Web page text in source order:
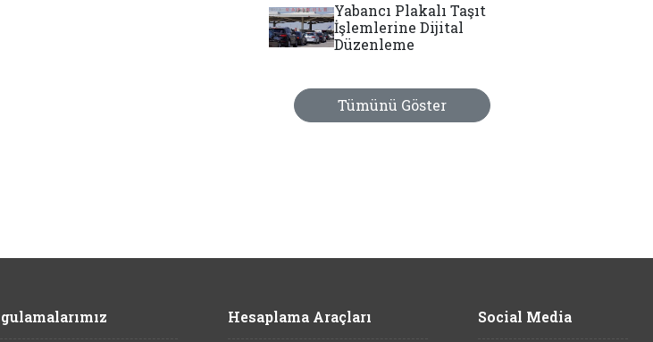
Yabancı Plakalı Taşıt
İşlemlerine Dijital
Düzenleme
Tümünü Göster
Hesaplama Araçları Social Media